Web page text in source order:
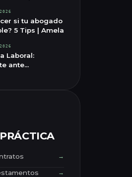
si tu abogado
5 Tips | Amela
Laboral:
ante
→
→